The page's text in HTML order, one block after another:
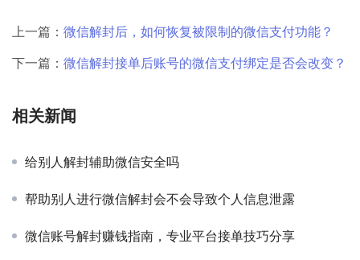
上一篇： 微信解封后，如何恢复被限制的微信支付功能？
下一篇： 微信解封接单后账号的微信支付绑定是否会改变？
相关新闻
给别人解封辅助微信安全吗
帮助别人进行微信解封会不会导致个人信息泄露
微信账号解封赚钱指南，专业平台接单技巧分享